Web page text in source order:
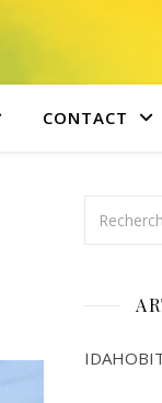
CONTACT